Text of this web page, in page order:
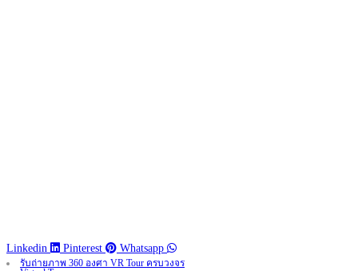
Linkedin Pinterest Whatsapp
รับถ่ายภาพ 360 องศา VR Tour ครบวงจร